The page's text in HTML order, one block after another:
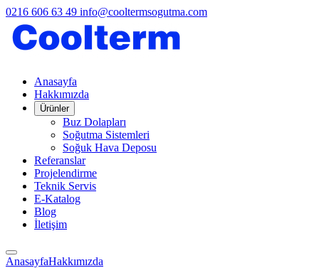
0216 606 63 49 info@cooltermsogutma.com
Anasayfa
Hakkımızda
Ürünler
Buz Dolapları
Soğutma Sistemleri
Soğuk Hava Deposu
Referanslar
Projelendirme
Teknik Servis
E-Katalog
Blog
İletişim
AnasayfaHakkımızda